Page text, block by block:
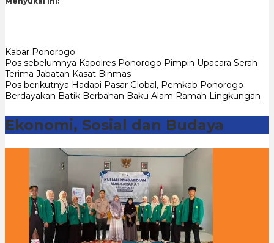
Kabar Ponorogo
Navigasi
pos
Pos sebelumnya Kapolres Ponorogo Pimpin Upacara Serah
Terima Jabatan Kasat Binmas
Pos berikutnya Hadapi Pasar Global, Pemkab Ponorogo
Berdayakan Batik Berbahan Baku Alam Ramah Lingkungan
Ekonomi, Sosial dan Budaya